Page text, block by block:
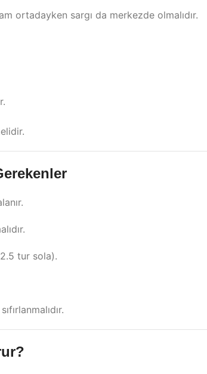
ortadayken sargı da merkezde olmalıdır.
tur sola).